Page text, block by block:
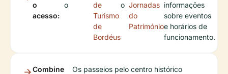
o
acesso:
o
de
Turismo
de
Bordéus
o Jornadas
do
Património
informações
sobre eventos
e horários de
funcionamento.
Combine
Os passeios pelo centro histórico